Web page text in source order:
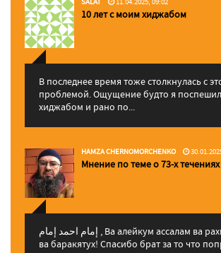
10 лет с моим хиджабом
В последнее время тоже столкнулась с
проблемой. Ощущение будто я
хиджабом и рано по...
HAMZA CHERNOMORCHENKO
Мнение по теме о 73-х
إمام احمد إمام , Ва алейкум ассалам ва рахматуЛлахи
ва баракятух! Спасибо брат за то что